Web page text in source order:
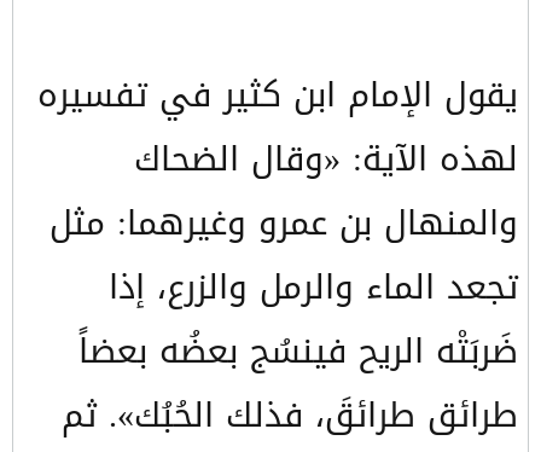
يقول الإمام ابن كثير في تفسيره
لهذه الآية: «وقال الضحاك
والمنهال بن عمرو وغيرهما: مثل
تجعد الماء والرمل والزرع، إذا
ضَربَتْه الريح فينسُج بعضُه بعضاً
طرائق طرائقَ، فذلك الحُبُك». ثم